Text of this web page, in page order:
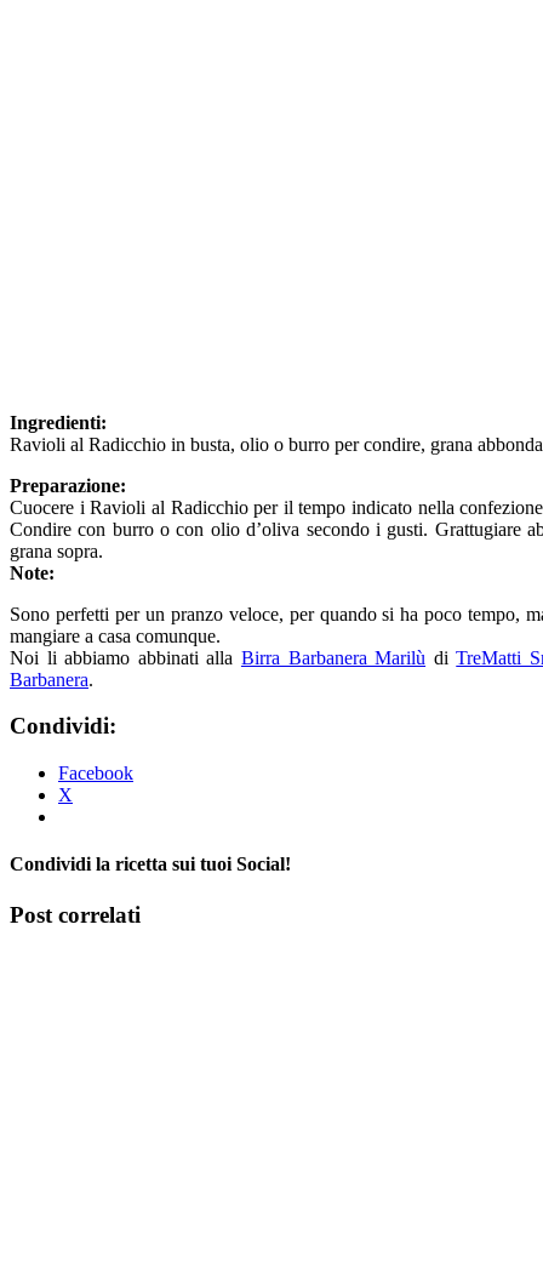
Ingredienti:
Ravioli al Radicchio in busta, olio o burro per condire, grana
Preparazione:
Cuocere i Ravioli al Radicchio per il tempo indicato nella
Condire con burro o con olio d’oliva secondo i gusti. Grattugiare
grana sopra.
Note:
Sono perfetti per un pranzo veloce, per quando si ha poco tempo,
mangiare a casa comunque.
Noi li abbiamo abbinati alla Birra Barbanera Marilù diTreMatti
Barbanera.
Condividi:
Facebook
X
Condividi la ricetta sui tuoi Social!
Facebook
X
Tumblr
Pinterest
Post correlati